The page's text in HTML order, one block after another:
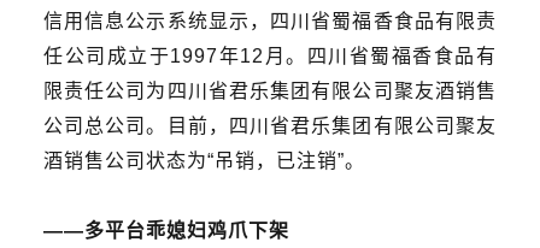
信用信息公示系统显示，四川省蜀福香食品有限责
任公司成立于1997年12月。
四川省蜀福香食品有
限责任公司为四川省君乐集团有限公司聚友酒销售
公司总公司。目前，四川省君乐集团有限公司聚友
酒销售公司状态为“吊销，已注销”。
——多平台乖媳妇鸡爪下架